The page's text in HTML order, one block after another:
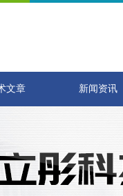
文章 新闻资讯